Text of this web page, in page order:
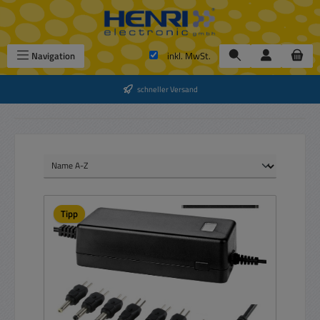
Zum Hauptinhalt springen
Navigation inkl. MwSt.
schneller Versand
Tipp